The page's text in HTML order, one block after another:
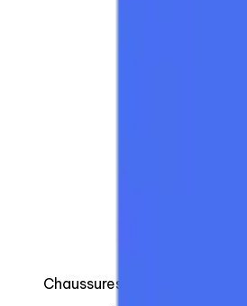
Chaussures de sport